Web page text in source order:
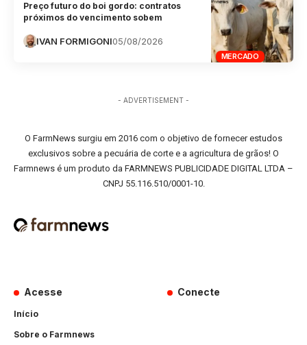
MERCADO
Preço futuro do boi gordo: contratos
próximos do vencimento sobem
IVAN FORMIGONI05/08/2026
- ADVERTISEMENT -
O FarmNews surgiu em 2016 com o objetivo de fornecer estudos
exclusivos sobre a pecuária de corte e a agricultura de grãos! O
Farmnews é um produto da FARMNEWS PUBLICIDADE DIGITAL LTDA –
CNPJ 55.116.510/0001-10.
Acesse
Início
Sobre o Farmnews
Conecte